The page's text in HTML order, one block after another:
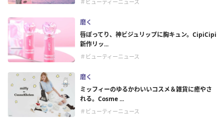
＃ビューティーニュース
磨く
唇ぽってり、神ビジュリップに胸キュン。CipiCipi
新作リッ...
＃ビューティーニュース
磨く
ミッフィーのゆるかわいいコスメ＆雑貨に癒やさ
れる。Cosme ...
＃ビューティーニュース